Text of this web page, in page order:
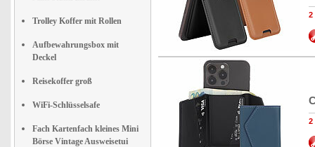
Trolley Koffer mit Rollen
Aufbewahrungsbox mit
Deckel
Reisekoffer groß
WiFi-Schlüsselsafe
Fach Kartenfach kleines Mini
Börse Vintage Ausweisetui
2
2